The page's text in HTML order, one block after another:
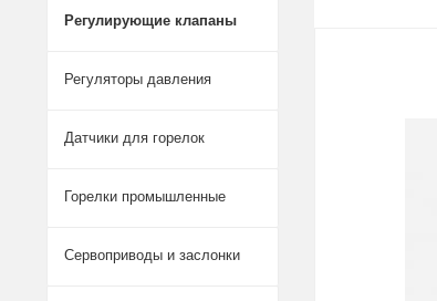
Регулирующие клапаны
Регуляторы давления
Датчики для горелок
Горелки промышленные
Сервоприводы и заслонки